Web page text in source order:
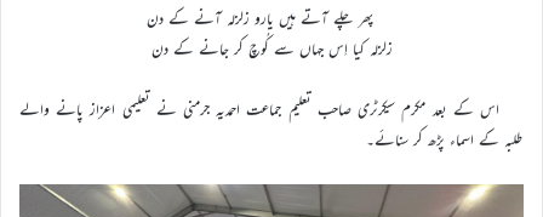
پھر چلے آتے ہیں یارو زلزلہ آنے کے دن
زلزلہ کیا اِس جہاں سے کُوچ کر جانے کے دن
اس کے بعد مکرم سیکرٹری صاحب تعلیم جماعت احمدیہ جرمنی نے تعلیمی اعزاز پانے والے
طلبہ کے اسماء پڑھ کر سنائے۔